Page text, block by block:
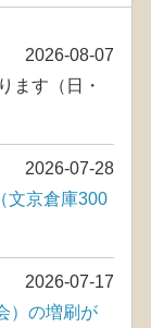
2026-08-07
ます（日・
2026-07-28
文京倉庫300
2026-07-17
）の増刷が